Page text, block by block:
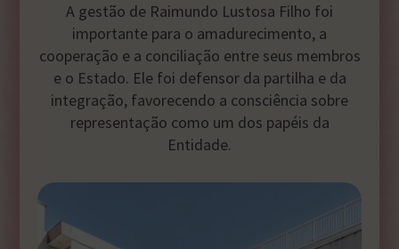
A gestão de Raimundo Lustosa Filho foi
importante para o amadurecimento, a
cooperação e a conciliação entre seus membros
e o Estado. Ele foi defensor da partilha e da
integração, favorecendo a consciência sobre
representação como um dos papéis da
Entidade.